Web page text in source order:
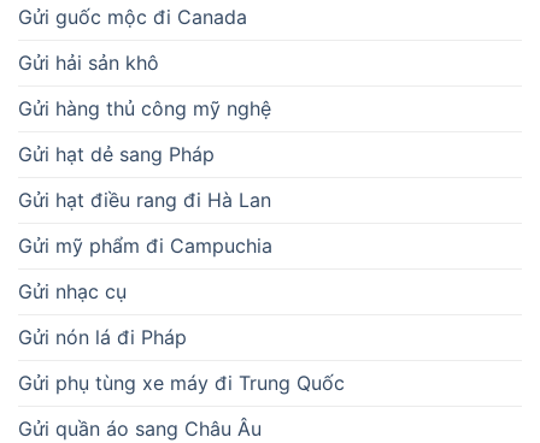
Gửi guốc mộc đi Canada
Gửi hải sản khô
Gửi hàng thủ công mỹ nghệ
Gửi hạt dẻ sang Pháp
Gửi hạt điều rang đi Hà Lan
Gửi mỹ phẩm đi Campuchia
Gửi nhạc cụ
Gửi nón lá đi Pháp
Gửi phụ tùng xe máy đi Trung Quốc
Gửi quần áo sang Châu Âu